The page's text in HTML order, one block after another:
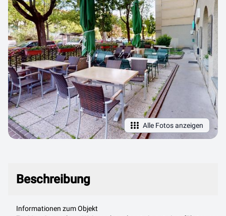
Alle Fotos anzeigen
Beschreibung
Informationen zum Objekt